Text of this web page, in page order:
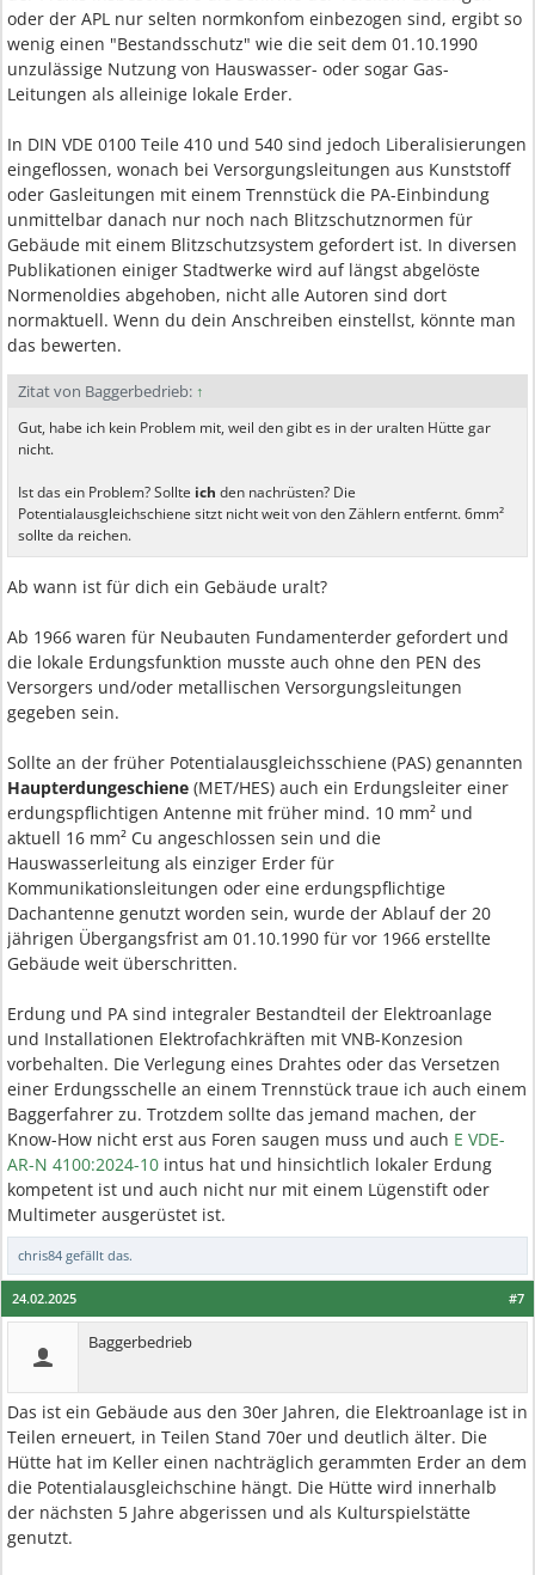
oder der APL nur selten normkonfom einbezogen sind, ergibt so
wenig einen "Bestandsschutz" wie die seit dem 01.10.1990
unzulässige Nutzung von Hauswasser- oder sogar Gas-
Leitungen als alleinige lokale Erder.
In DIN VDE 0100 Teile 410 und 540 sind jedoch Liberalisierungen
eingeflossen, wonach bei Versorgungsleitungen aus Kunststoff
oder Gasleitungen mit einem Trennstück die PA-Einbindung
unmittelbar danach nur noch nach Blitzschutznormen für
Gebäude mit einem Blitzschutzsystem gefordert ist. In diversen
Publikationen einiger Stadtwerke wird auf längst abgelöste
Normenoldies abgehoben, nicht alle Autoren sind dort
normaktuell. Wenn du dein Anschreiben einstellst, könnte man
das bewerten.
Zitat von Baggerbedrieb: ↑
Gut, habe ich kein Problem mit, weil den gibt es in der uralten Hütte gar
nicht.
Ist das ein Problem? Sollte ich den nachrüsten? Die
Potentialausgleichschiene sitzt nicht weit von den Zählern entfernt. 6mm²
sollte da reichen.
Ab wann ist für dich ein Gebäude uralt?
Ab 1966 waren für Neubauten Fundamenterder gefordert und
die lokale Erdungsfunktion musste auch ohne den PEN des
Versorgers und/oder metallischen Versorgungsleitungen
gegeben sein.
Sollte an der früher Potentialausgleichsschiene (PAS) genannten
Haupterdungeschiene (MET/HES) auch ein Erdungsleiter einer
erdungspflichtigen Antenne mit früher mind. 10 mm² und
aktuell 16 mm² Cu angeschlossen sein und die
Hauswasserleitung als einziger Erder für
Kommunikationsleitungen oder eine erdungspflichtige
Dachantenne genutzt worden sein, wurde der Ablauf der 20
jährigen Übergangsfrist am 01.10.1990 für vor 1966 erstellte
Gebäude weit überschritten.
Erdung und PA sind integraler Bestandteil der Elektroanlage
und Installationen Elektrofachkräften mit VNB-Konzesion
vorbehalten. Die Verlegung eines Drahtes oder das Versetzen
einer Erdungsschelle an einem Trennstück traue ich auch einem
Baggerfahrer zu. Trotzdem sollte das jemand machen, der
Know-How nicht erst aus Foren saugen muss und auch E VDE-
AR-N 4100:2024-10 intus hat und hinsichtlich lokaler Erdung
kompetent ist und auch nicht nur mit einem Lügenstift oder
Multimeter ausgerüstet ist.
chris84 gefällt das.
#7
24.02.2025
Baggerbedrieb
Das ist ein Gebäude aus den 30er Jahren, die Elektroanlage ist in
Teilen erneuert, in Teilen Stand 70er und deutlich älter. Die
Hütte hat im Keller einen nachträglich gerammten Erder an dem
die Potentialausgleichschine hängt. Die Hütte wird innerhalb
der nächsten 5 Jahre abgerissen und als Kulturspielstätte
genutzt.